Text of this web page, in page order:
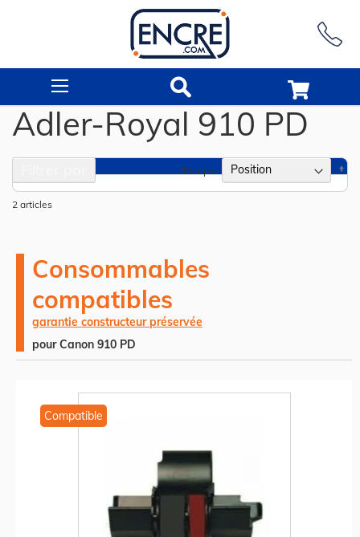
Adler-Royal 910 PD
2 articles
Trier par
Consommables
compatibles
garantie constructeur préservée
pour Canon 910 PD
Compatible